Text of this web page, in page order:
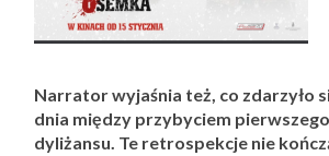
Narrator wyjaśnia też, co zdarzyło
dnia między przybyciem
dyliżansu. Te retrospekcje nie